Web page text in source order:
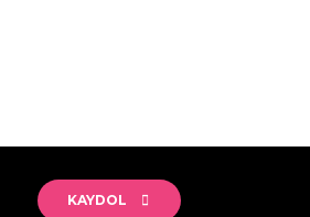
KAYDOL